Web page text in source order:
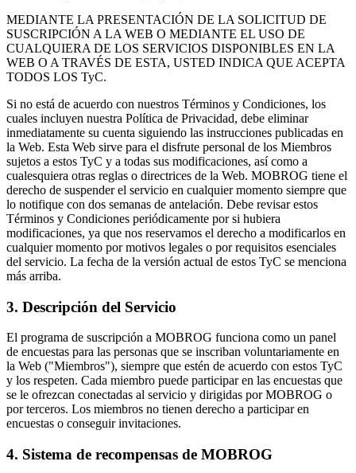
MEDIANTE LA PRESENTACIÓN DE LA SOLICITUD DE
SUSCRIPCIÓN A LA WEB O MEDIANTE EL USO DE
CUALQUIERA DE LOS SERVICIOS DISPONIBLES EN LA
WEB O A TRAVÉS DE ESTA, USTED INDICA QUE ACEPTA
TODOS LOS TyC.
Si no está de acuerdo con nuestros Términos y Condiciones, los
cuales incluyen nuestra Política de Privacidad, debe eliminar
inmediatamente su cuenta siguiendo las instrucciones publicadas en
la Web. Esta Web sirve para el disfrute personal de los Miembros
sujetos a estos TyC y a todas sus modificaciones, así como a
cualesquiera otras reglas o directrices de la Web. MOBROG tiene el
derecho de suspender el servicio en cualquier momento siempre que
lo notifique con dos semanas de antelación. Debe revisar estos
Términos y Condiciones periódicamente por si hubiera
modificaciones, ya que nos reservamos el derecho a modificarlos en
cualquier momento por motivos legales o por requisitos esenciales
del servicio. La fecha de la versión actual de estos TyC se menciona
más arriba.
3. Descripción del Servicio
El programa de suscripción a MOBROG funciona como un panel
de encuestas para las personas que se inscriban voluntariamente en
la Web ("Miembros"), siempre que estén de acuerdo con estos TyC
y los respeten. Cada miembro puede participar en las encuestas que
se le ofrezcan conectadas al servicio y dirigidas por MOBROG o
por terceros. Los miembros no tienen derecho a participar en
encuestas o conseguir invitaciones.
4. Sistema de recompensas de MOBROG